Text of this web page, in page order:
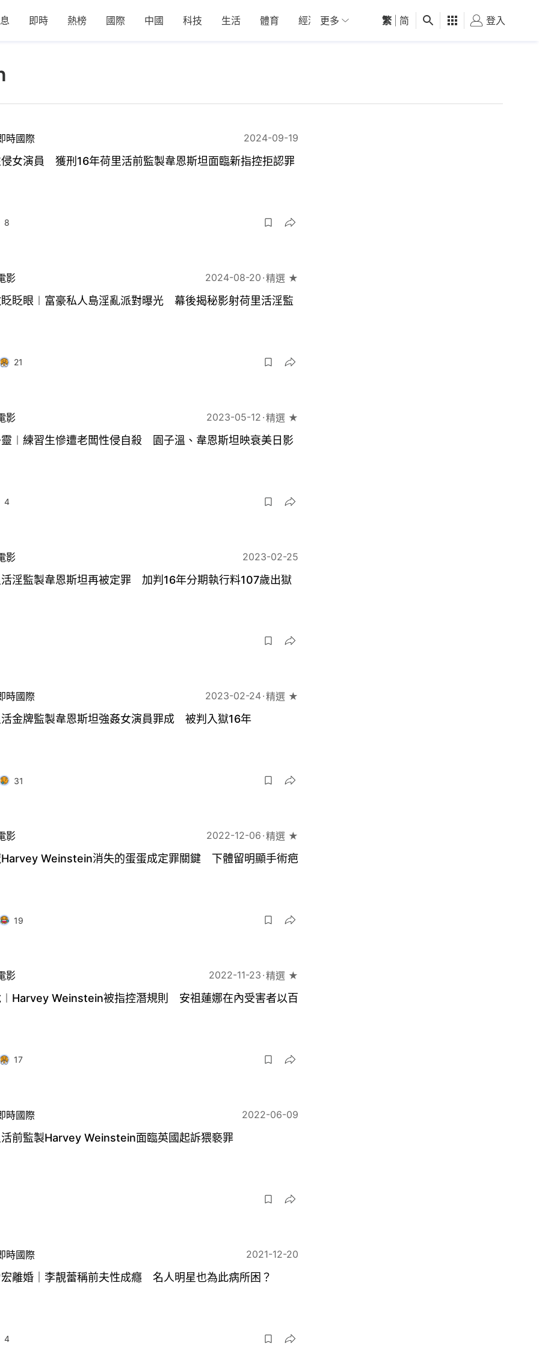
即時 熱榜 國際 中國 科技 生活 體育 經濟 01深圳 觀點 健康 好食玩飛
更多 繁 简 登入
時國際 2024-09-19
女演員 獲刑16年荷里活前監製韋恩斯坦面臨新指控拒認罪
8
影 2024-08-20 精選 ★
眨眼︱富豪私人島淫亂派對曝光 幕後揭秘影射荷里活淫監
21
影 2023-05-12 精選 ★
︱練習生慘遭老闆性侵自殺 園子溫、韋恩斯坦映衰美日影
4
影 2023-02-25
淫監製韋恩斯坦再被定罪 加判16年分期執行料107歲出獄
時國際 2023-02-24 精選 ★
金牌監製韋恩斯坦強姦女演員罪成 被判入獄16年
31
影 2022-12-06 精選 ★
Weinstein消失的蛋蛋成定罪關鍵 下體留明顯手術疤
19
影 2022-11-23 精選 ★
Weinstein被指控潛規則 安祖蓮娜在內受害者以百
17
時國際 2022-06-09
前監製Harvey Weinstein面臨英國起訴猥褻罪
時國際 2021-12-20
離婚｜李靚蕾稱前夫性成癮 名人明星也為此病所困？
4